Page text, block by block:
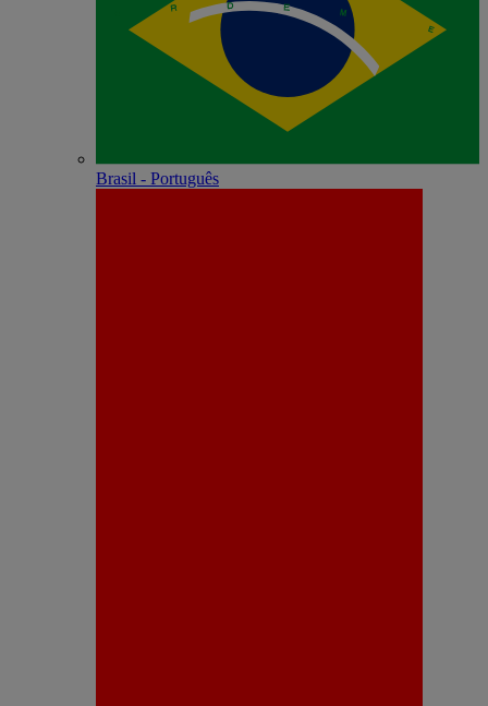
Brasil - Português